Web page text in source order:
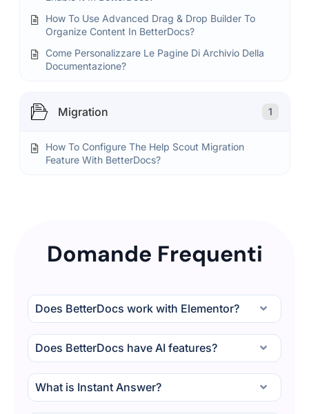
How To Use Advanced Drag & Drop Builder To
Organize Content In BetterDocs?
Come Personalizzare Le Pagine Di Archivio Della
Documentazione?
Migration 1
How To Configure The Help Scout Migration
Feature With BetterDocs?
Domande Frequenti
Does BetterDocs work with Elementor?
Does BetterDocs have AI features?
What is Instant Answer?